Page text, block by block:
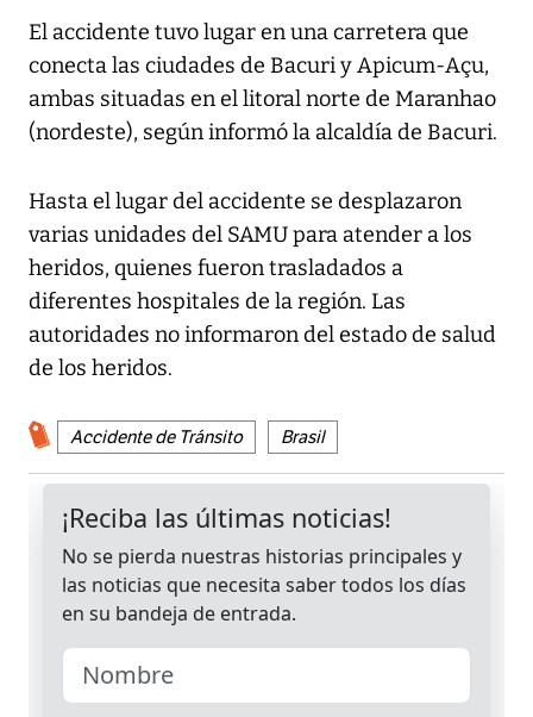
El accidente tuvo lugar en una carretera que
conecta las ciudades de Bacuri y Apicum-Açu,
ambas situadas en el litoral norte de Maranhao
(nordeste), según informó la alcaldía de Bacuri.
Hasta el lugar del accidente se desplazaron
varias unidades del SAMU para atender a los
heridos, quienes fueron trasladados a
diferentes hospitales de la región. Las
autoridades no informaron del estado de salud
de los heridos.
Accidente de Tránsito Brasil